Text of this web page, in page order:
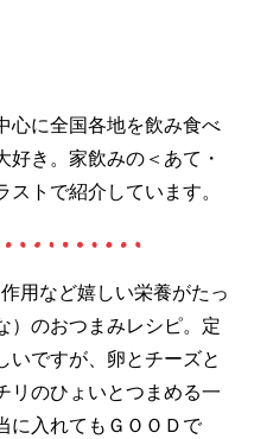
心に全国各地を飲み食べ
き。家飲みの＜あて・
トで紹介しています。
用など嬉しい栄養がたっ
）のおつまみレシピ。定
いですが、卵とチーズと
リのひょいとつまめる一
に入れてもＧＯＯＤで